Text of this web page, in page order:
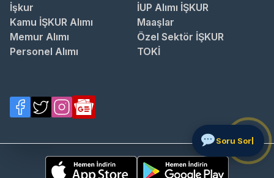
İşkur
İUP Alımı İŞKUR
Kamu İŞKUR Alımı
Maaşlar
Memur Alımı
Özel Sektör İŞKUR
Personel Alımı
TOKİ